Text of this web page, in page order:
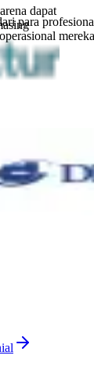
para
dapat
untuk
Heavylift
Mufidah